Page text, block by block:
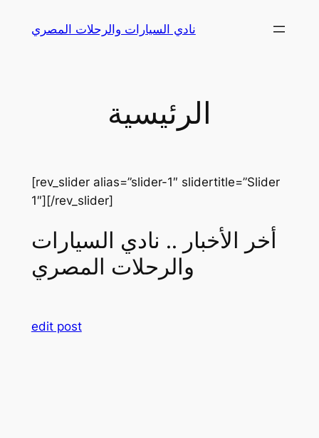
نادي السيارات والرحلات المصري
الرئيسية
[rev_slider alias=”slider-1″ slidertitle=”Slider
1″][/rev_slider]
أخر الأخبار .. نادي السيارات
والرحلات المصري
edit post